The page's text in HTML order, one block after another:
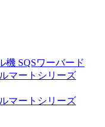
機 SQSワーバード
マートシリーズ
マートシリーズ